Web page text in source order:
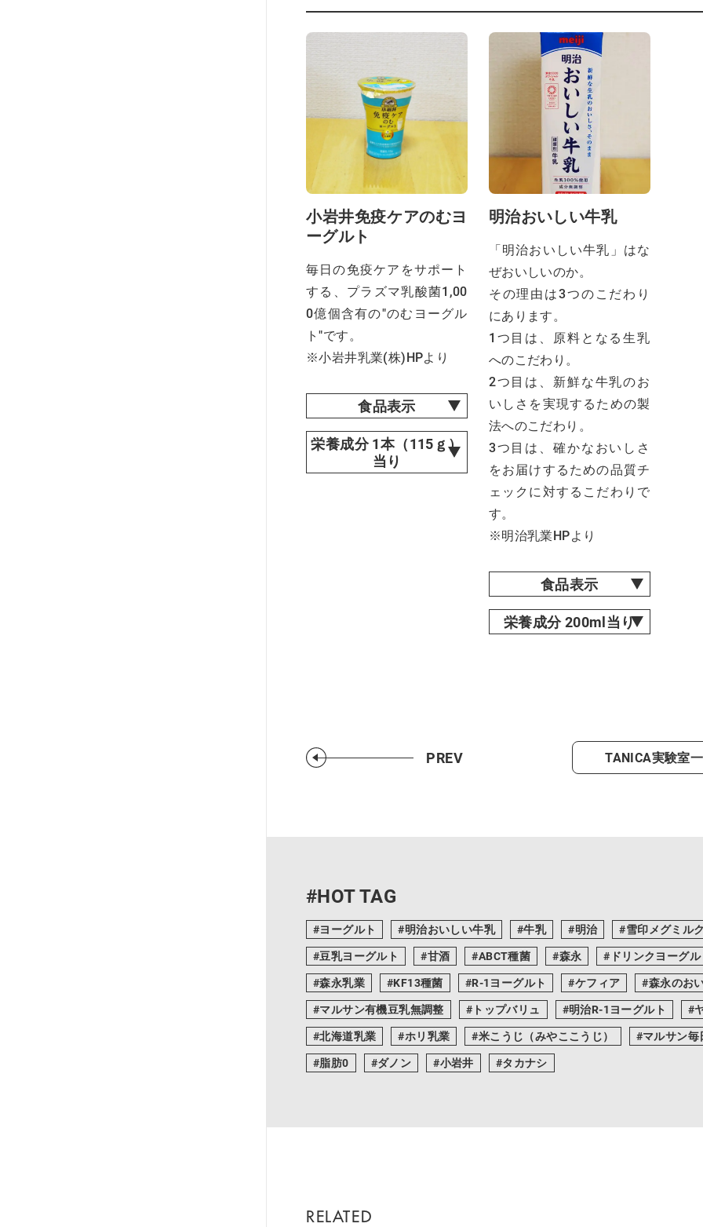
小岩井免疫ケアのむヨ
ーグルト
毎日の免疫ケアをサポート
する、プラズマ乳酸菌1,00
0億個含有の"のむヨーグル
ト"です。
※小岩井乳業(株)HPより
食品表示
栄養成分 1本（115ｇ）
当り
明治おいしい牛乳
「明治おいしい牛乳」はな
ぜおいしいのか。
その理由は3つのこだわり
にあります。
1つ目は、原料となる生乳
へのこだわり。
2つ目は、新鮮な牛乳のお
いしさを実現するための製
法へのこだわり。
3つ目は、確かなおいしさ
をお届けするための品質チ
ェックに対するこだわりで
す。
※明治乳業HPより
食品表示
栄養成分 200ml当り
PREV TANICA実験室
#HOT TAG
ヨーグルト 明治おいしい牛乳 牛乳 明治
雪印メグミル
豆乳ヨーグルト
甘酒 ABCT種菌 森永
ドリンクヨーグ
森永乳業
KF13種菌 R-1ヨーグルト ケフィア
森永のお
マルサン有機豆乳無調整
トップバリュ 明治R-1ヨーグルト
北海道乳業
ホリ乳業 米こうじ（みやここうじ）
マルサン
脂肪0
ダノン 小岩井 タカナシ